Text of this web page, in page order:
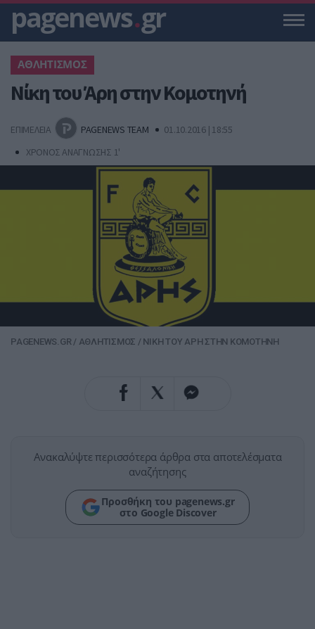
pagenews.gr
ΑΘΛΗΤΙΣΜΟΣ
Νίκη του Άρη στην Κομοτηνή
ΕΠΙΜΕΛΕΙΑ PAGENEWS TEAM
01.10.2016 | 18:55
ΧΡΟΝΟΣ ΑΝΑΓΝΩΣΗΣ 1'
PAGENEWS.GR/ ΑΘΛΗΤΙΣΜΟΣ / ΝΙΚΗ ΤΟΥ ΑΡΗ ΣΤΗΝ ΚΟΜΟΤΗΝΗ
Ανακαλύψτε περισσότερα άρθρα στα αποτελέσματα
αναζήτησης
Προσθήκη του pagenews.gr
στο Google Discover